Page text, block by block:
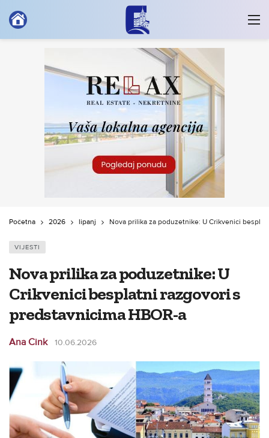
Početna 2026 lipanj Nova prilika za poduzetnike: U Crikvenici
VIJESTI
Nova prilika za poduzetnike: U
Crikvenici besplatni razgovori s
predstavnicima HBOR-a
Ana Cink 10.06.2026